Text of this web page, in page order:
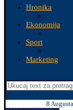
Hronika
Ekonomija
Sport
Marketing
8